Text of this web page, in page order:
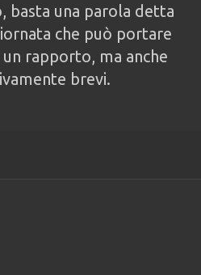
basta una parola detta
che può portare
rapporto, ma anche
brevi.